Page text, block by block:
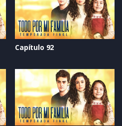
Capítulo 92